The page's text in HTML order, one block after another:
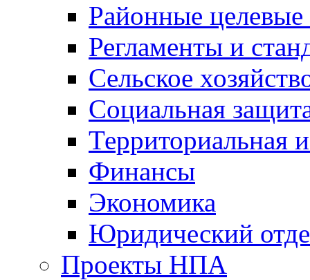
Районные
Регламенты и
Сельское
Социальная
Территориальная
Финансы
Экономика
Юридический
Проекты НПА